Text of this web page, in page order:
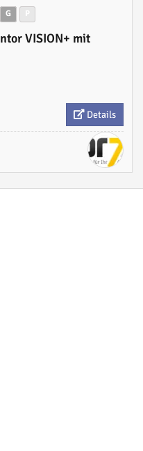
G
VISION+ mit
Details